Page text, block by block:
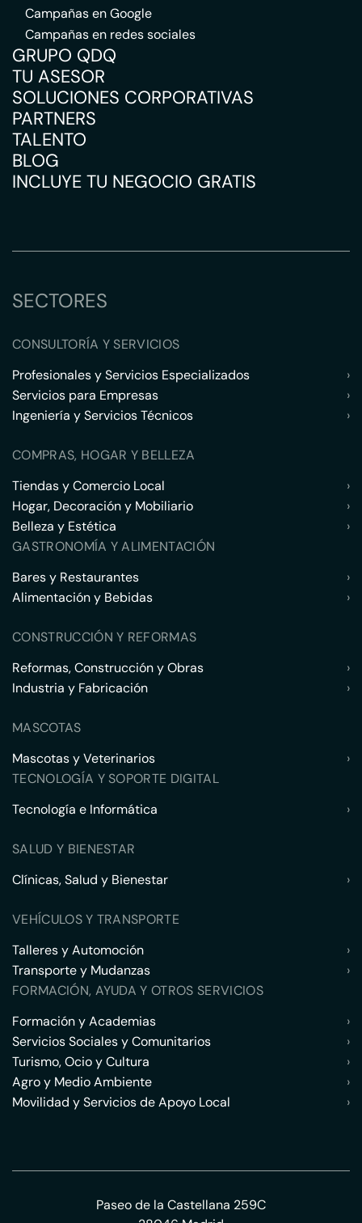
Campañas en Google
Campañas en redes sociales
GRUPO QDQ
TU ASESOR
SOLUCIONES CORPORATIVAS
PARTNERS
TALENTO
BLOG
INCLUYE TU NEGOCIO GRATIS
SECTORES
CONSULTORÍA Y SERVICIOS
Profesionales y Servicios Especializados
›
Servicios para Empresas
›
Ingeniería y Servicios Técnicos
›
COMPRAS, HOGAR Y BELLEZA
Tiendas y Comercio Local
›
Hogar, Decoración y Mobiliario
›
Belleza y Estética
›
GASTRONOMÍA Y ALIMENTACIÓN
Bares y Restaurantes
›
Alimentación y Bebidas
›
CONSTRUCCIÓN Y REFORMAS
Reformas, Construcción y Obras
›
Industria y Fabricación
›
MASCOTAS
Mascotas y Veterinarios
›
TECNOLOGÍA Y SOPORTE DIGITAL
Tecnología e Informática
›
SALUD Y BIENESTAR
Clínicas, Salud y Bienestar
›
VEHÍCULOS Y TRANSPORTE
Talleres y Automoción
›
Transporte y Mudanzas
›
FORMACIÓN, AYUDA Y OTROS SERVICIOS
Formación y Academias
›
Servicios Sociales y Comunitarios
›
Turismo, Ocio y Cultura
›
Agro y Medio Ambiente
›
Movilidad y Servicios de Apoyo Local
›
Paseo de la Castellana 259C